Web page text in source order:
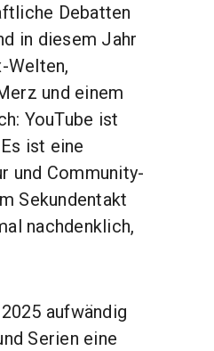
Debatten
in diesem Jahr
Welten,
und einem
YouTube ist
ist eine
und Community-
Sekundentakt
nachdenklich,
aufwändig
Serien eine